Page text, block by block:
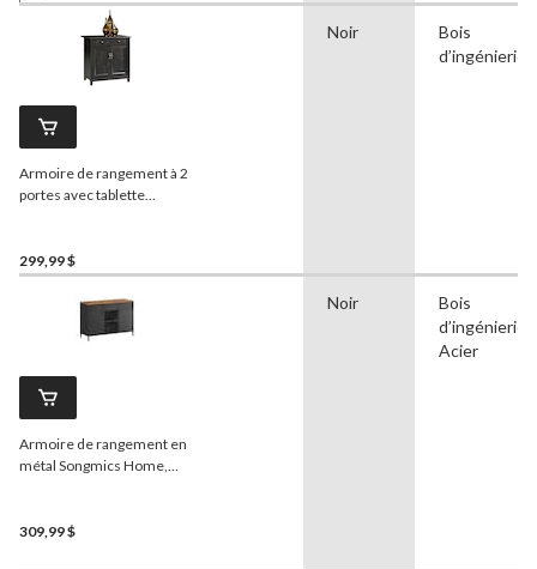
Armoire de rangement à 2
portes avec tablette
299,99 $
Noir
Bois
d’ingénierie
Armoire de rangement en
métal Songmics Home,
309,99 $
Noir
Bois
d’ingénierie,
Acier